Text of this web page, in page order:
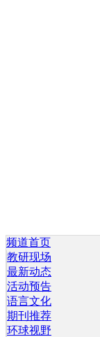
频道首页
教研现场
最新动态
活动预告
语言文化
期刊推荐
环球视野